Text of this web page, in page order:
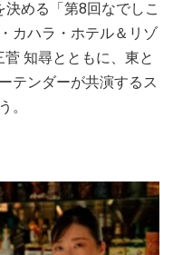
める「第8回なでしこ
カハラ・ホテル＆リゾ
知尋とともに、東と
テンダーが共演するス
。